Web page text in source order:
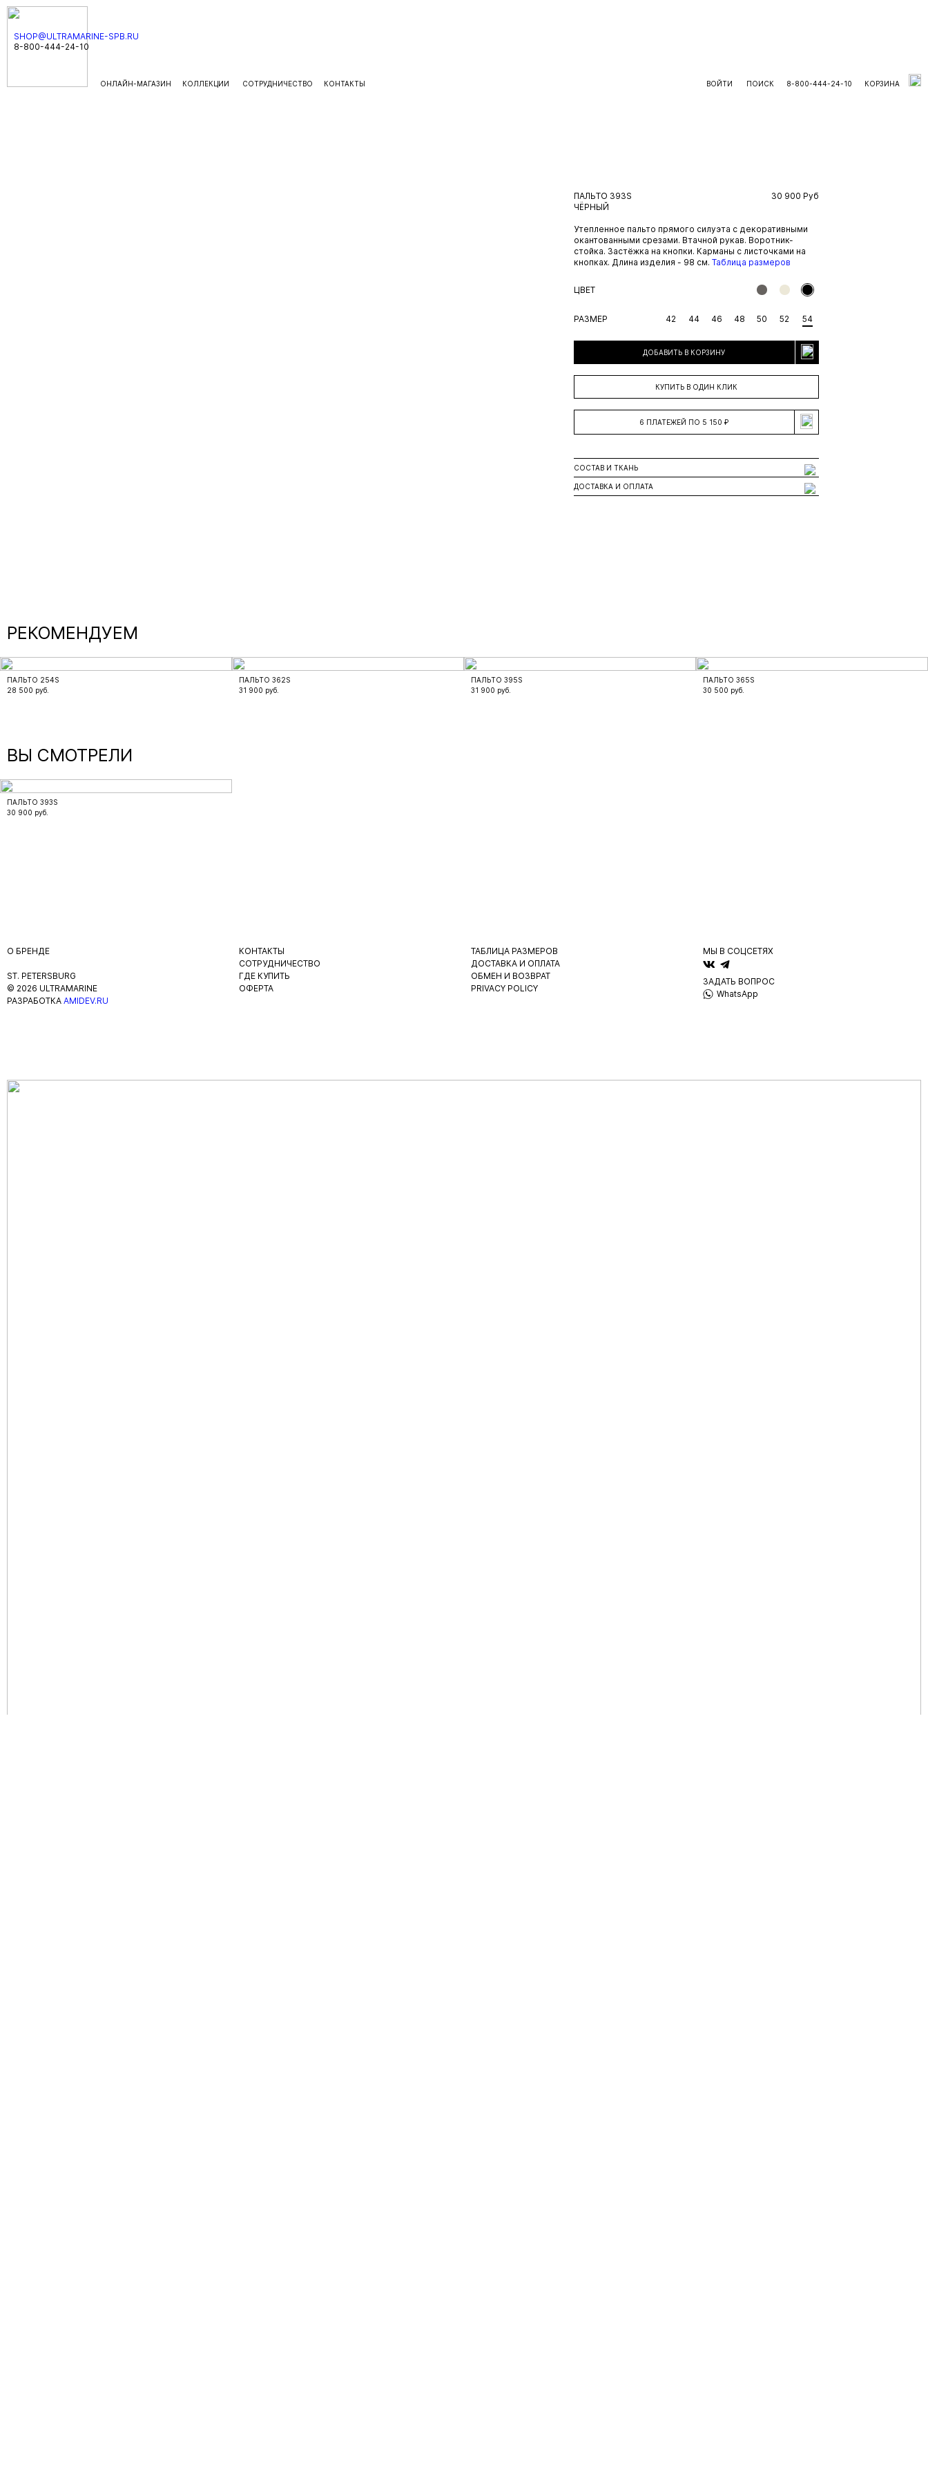
ОНЛАЙН-МАГАЗИН КОЛЛЕКЦИИ СОТРУДНИЧЕСТВО КОНТАКТЫ
SHOP@ULTRAMARINE-SPB.RU
8-800-444-24-10
ВОЙТИ ПОИСК 8-800-444-24-10 КОРЗИНА
ПАЛЬТО 393S
ЧЁРНЫЙ
30 900 Руб
Утепленное пальто прямого силуэта с декоративными
окантованными срезами. Втачной рукав. Воротник-
стойка. Застёжка на кнопки. Карманы с листочками на
кнопках. Длина изделия - 98 см. Таблица размеров
ЦВЕТ
РАЗМЕР 54
52
50
48
46
44
42
ДОБАВИТЬ В КОРЗИНУ
КУПИТЬ В ОДИН КЛИК
6 ПЛАТЕЖЕЙ ПО 5 150 ₽
СОСТАВ И ТКАНЬ
ДОСТАВКА И ОПЛАТА
РЕКОМЕНДУЕМ
ПАЛЬТО 254S
28 500 руб.
ПАЛЬТО 362S
31 900 руб.
ПАЛЬТО 395S
31 900 руб.
ПАЛЬТО 365S
30 500 руб.
ВЫ СМОТРЕЛИ
ПАЛЬТО 393S
30 900 руб.
О БРЕНДЕ
ST. PETERSBURG
© 2026 ULTRAMARINE
РАЗРАБОТКА AMIDEV.RU
КОНТАКТЫ
СОТРУДНИЧЕСТВО
ГДЕ КУПИТЬ
ОФЕРТА
ТАБЛИЦА РАЗМЕРОВ
ДОСТАВКА И ОПЛАТА
ОБМЕН И ВОЗВРАТ
PRIVACY POLICY
МЫ В СОЦСЕТЯХ
ЗАДАТЬ ВОПРОС
WhatsApp